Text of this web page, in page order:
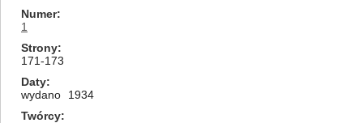
Numer
1
Strony
171-173
Daty
wydano
1934
Twórcy